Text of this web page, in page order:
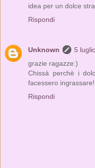
idea per un dolce
Rispondi
Unknown
5
grazie ragazze:)
Chissà perchè i
facessero
Rispondi